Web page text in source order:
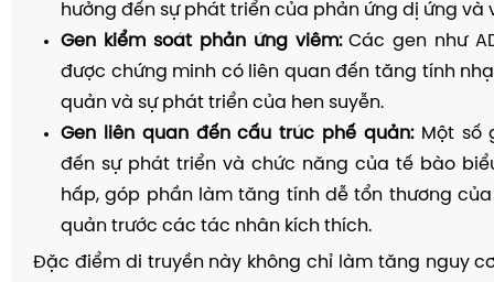
hưởng đến sự phát triển của phản ứng dị ứng và
Gen kiểm soát phản ứng viêm:Các gen như
được chứng minh có liên quan đến tăng tính
quản và sự phát triển của hen suyễn.
Gen liên quan đến cấu trúc phế quản:Một số
đến sự phát triển và chức năng của tế bào
hấp, góp phần làm tăng tính dễ tổn thương
quản trước các tác nhân kích thích.
Đặc điểm di truyền này không chỉ làm tăng nguy